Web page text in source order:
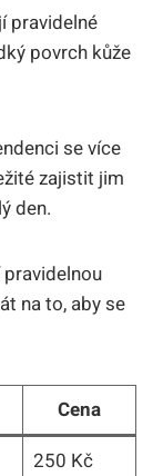
pravidelné
povrch kůže
se více
zajistit jim
den.
na to, aby se
Cena
250 Kč